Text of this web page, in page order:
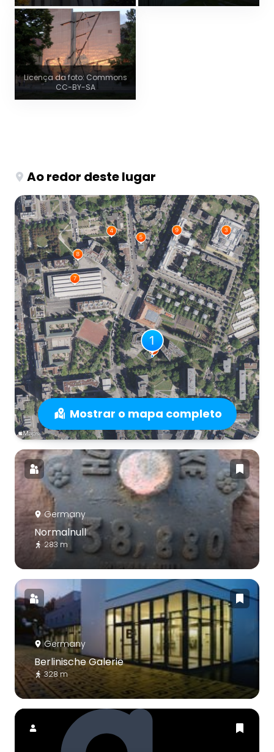
Licença da foto: Commons
CC-BY-SA
Ao redor deste lugar
Mostrar o mapa completo
Germany
Normalnull
283 m
Germany
Berlinische Galerie
328 m